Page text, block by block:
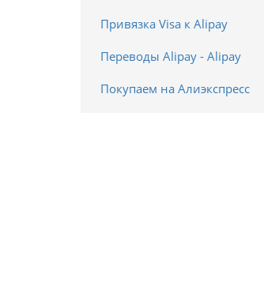
Привязка Visa к Alipay
Переводы Alipay - Alipay
Покупаем на Алиэкспресс